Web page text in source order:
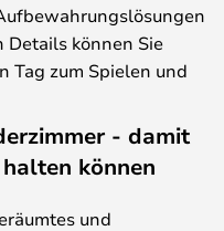
können Sie
Tag zum Spielen und
- damit
können
und